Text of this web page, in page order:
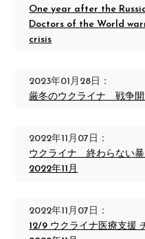
One year after the
Doctors of the World
crisis
2023年01月28日：
厳冬のウクライナ 戦争開
2022年11月07日：
ウクライナ 終わらない暴
2022年11月
2022年11月07日：
12/9 ウクライナ医療支援